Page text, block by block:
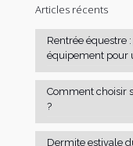
Articles récents
Rentrée équestre
équipement pour
Comment choisir
?
Dermite estivale